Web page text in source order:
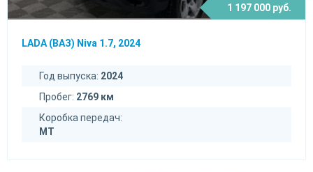
1 197 000 руб.
LADA (ВАЗ) Niva 1.7, 2024
Год выпуска: 2024
Пробег: 2769 км
Коробка передач:
MT